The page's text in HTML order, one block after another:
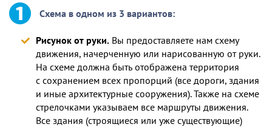
Схема в одном из 3 вариантов:
Рисунок от руки. Вы предоставляете нам схему
движения, начерченную или нарисованную от руки.
На схеме должна быть отображена территория
с сохранением всех пропорций (все дороги, здания
и иные архитектурные сооружения). Также на схеме
стрелочками указываем все маршруты движения.
Все здания (строящиеся или уже существующие)